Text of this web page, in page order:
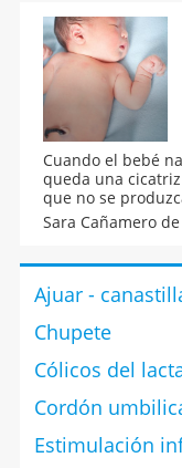
la tierra! Eso sí, lo
Cuando el bebé
queda una
que no se
ombligo del bebé.
Sara Cañamero
Ajuar -
Chupete
Cólicos del
Cordón
Estimulación